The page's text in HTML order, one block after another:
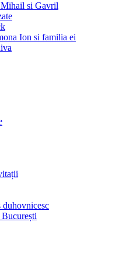
si Gavril
Ion si familia ei